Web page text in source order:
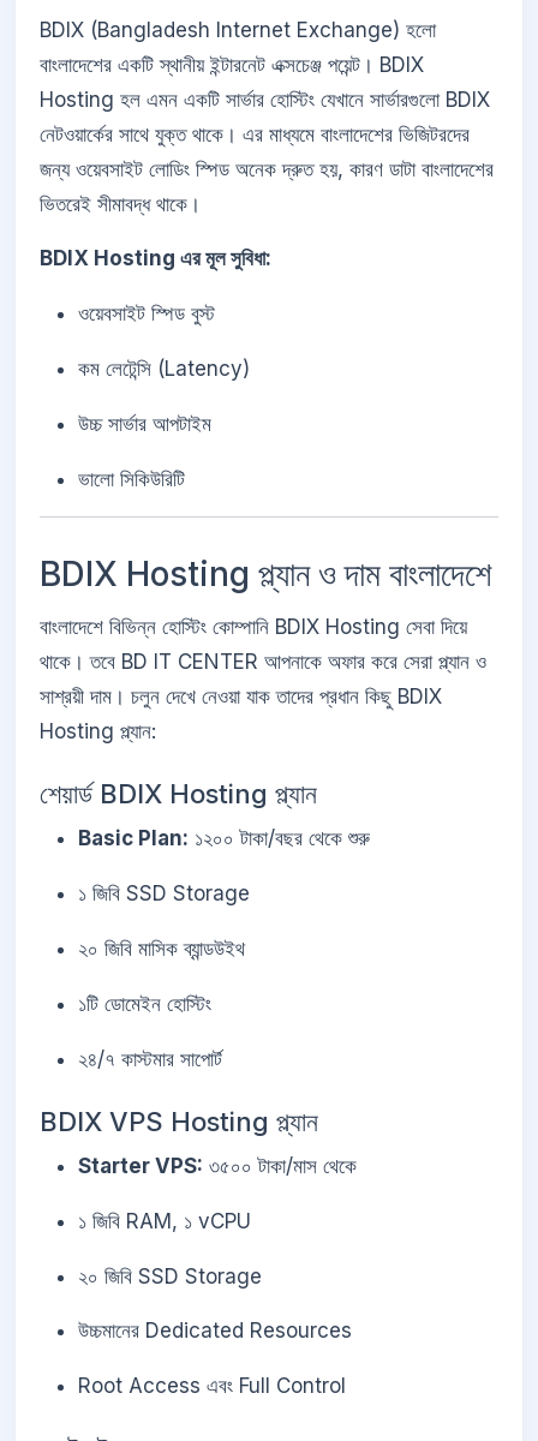
BDIX (Bangladesh Internet Exchange) হলো
বাংলাদেশের একটি স্থানীয় ইন্টারনেট এক্সচেঞ্জ পয়েন্ট। BDIX
Hosting হল এমন একটি সার্ভার হোস্টিং যেখানে সার্ভারগুলো BDIX
নেটওয়ার্কের সাথে যুক্ত থাকে। এর মাধ্যমে বাংলাদেশের ভিজিটরদের
জন্য ওয়েবসাইট লোডিং স্পিড অনেক দ্রুত হয়, কারণ ডাটা বাংলাদেশের
ভিতরেই সীমাবদ্ধ থাকে।
BDIX Hosting এর মূল সুবিধা:
ওয়েবসাইট স্পিড বুস্ট
কম লেটেন্সি (Latency)
উচ্চ সার্ভার আপটাইম
ভালো সিকিউরিটি
BDIX Hosting প্ল্যান ও দাম বাংলাদেশে
বাংলাদেশে বিভিন্ন হোস্টিং কোম্পানি BDIX Hosting সেবা দিয়ে
থাকে। তবে BD IT CENTER আপনাকে অফার করে সেরা প্ল্যান ও
সাশ্রয়ী দাম। চলুন দেখে নেওয়া যাক তাদের প্রধান কিছু BDIX
Hosting প্ল্যান:
শেয়ার্ড BDIX Hosting প্ল্যান
Basic Plan: ১২০০ টাকা/বছর থেকে শুরু
১ জিবি SSD Storage
২০ জিবি মাসিক ব্যান্ডউইথ
১টি ডোমেইন হোস্টিং
২৪/৭ কাস্টমার সাপোর্ট
BDIX VPS Hosting প্ল্যান
Starter VPS: ৩৫০০ টাকা/মাস থেকে
১ জিবি RAM, ১ vCPU
২০ জিবি SSD Storage
উচ্চমানের Dedicated Resources
Root Access এবং Full Control